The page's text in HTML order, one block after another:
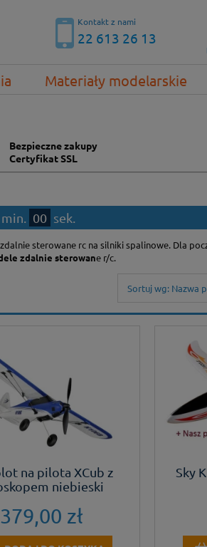
Kontakt z nami
22 613 26 13
Materiały modelarskie
Bezpieczne zakupy
Certyfikat SSL
min. 59 sek.
sterowane rc na silniki spalinowe. Dla
zdalnie sterowane r/c.
Sortuj wg: Nazwa
na pilota XCub z
niebieski
379,00 zł
Sky